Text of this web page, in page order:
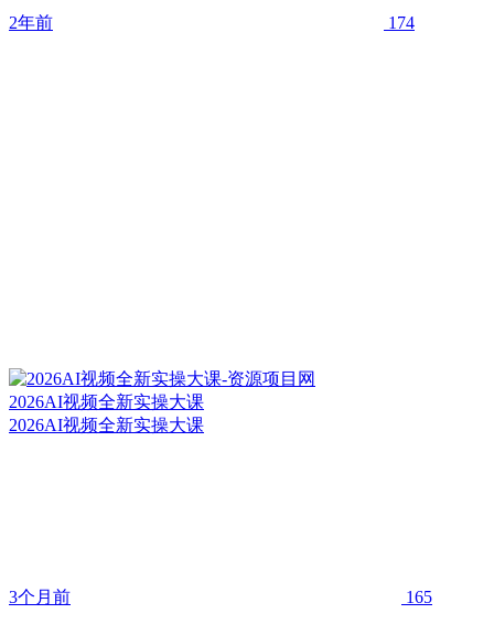
2年前 174
2026AI视频全新实操大课
2026AI视频全新实操大课
3个月前 165